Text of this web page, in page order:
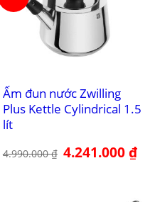
Ấm đun nước Zwilling
Plus Kettle Cylindrical 1.5
lít
4.990.000₫ Giá
gốc
4.241.000₫Giá